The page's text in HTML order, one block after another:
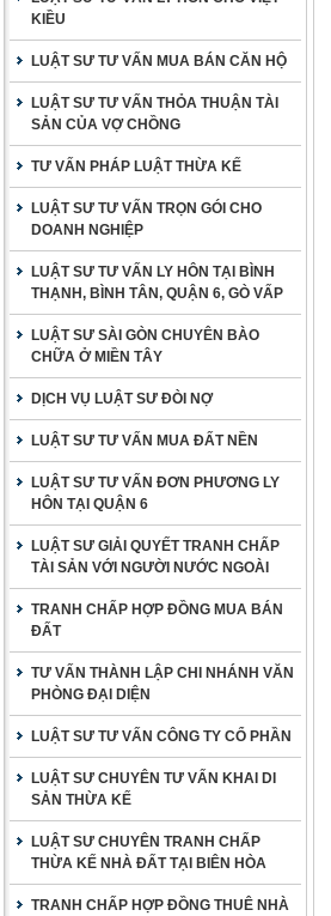
KIỀU
LUẬT SƯ TƯ VẤN MUA BÁN CĂN HỘ
LUẬT SƯ TƯ VẤN THỎA THUẬN TÀI
SẢN CỦA VỢ CHỒNG
TƯ VẤN PHÁP LUẬT THỪA KẾ
LUẬT SƯ TƯ VẤN TRỌN GÓI CHO
DOANH NGHIỆP
LUẬT SƯ TƯ VẤN LY HÔN TẠI BÌNH
THẠNH, BÌNH TÂN, QUẬN 6, GÒ VẤP
LUẬT SƯ SÀI GÒN CHUYÊN BÀO
CHỮA Ở MIỀN TÂY
DỊCH VỤ LUẬT SƯ ĐÒI NỢ
LUẬT SƯ TƯ VẤN MUA ĐẤT NỀN
LUẬT SƯ TƯ VẤN ĐƠN PHƯƠNG LY
HÔN TẠI QUẬN 6
LUẬT SƯ GIẢI QUYẾT TRANH CHẤP
TÀI SẢN VỚI NGƯỜI NƯỚC NGOÀI
TRANH CHẤP HỢP ĐỒNG MUA BÁN
ĐẤT
TƯ VẤN THÀNH LẬP CHI NHÁNH VĂN
PHÒNG ĐẠI DIỆN
LUẬT SƯ TƯ VẤN CÔNG TY CỔ PHẦN
LUẬT SƯ CHUYÊN TƯ VẤN KHAI DI
SẢN THỪA KẾ
LUẬT SƯ CHUYÊN TRANH CHẤP
THỪA KẾ NHÀ ĐẤT TẠI BIÊN HÒA
TRANH CHẤP HỢP ĐỒNG THUÊ NHÀ